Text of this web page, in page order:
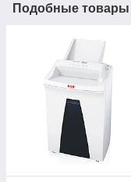
Подобные товары